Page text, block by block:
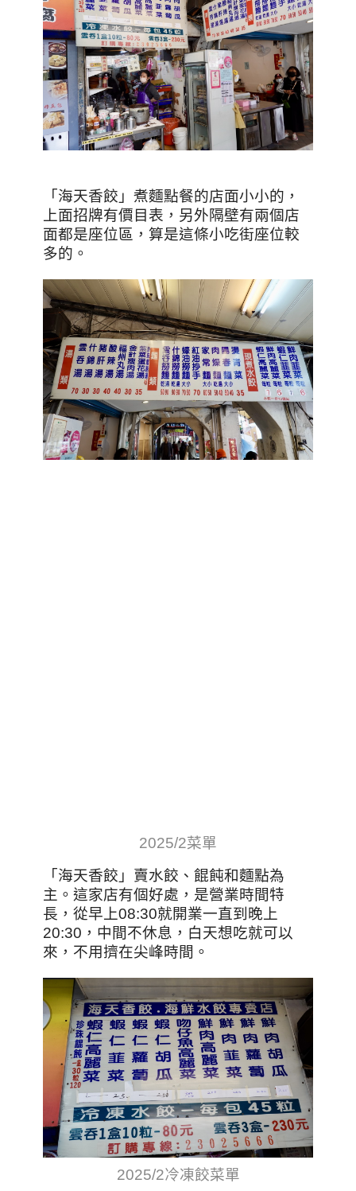
「海天香餃」煮麵點餐的店面小小的，
上面招牌有價目表，另外隔壁有兩個店
面都是座位區，算是這條小吃街座位較
多的。
2025/2菜單
「海天香餃」賣水餃、餛飩和麵點為
主。這家店有個好處，是營業時間特
長，從早上08:30就開業一直到晚上
20:30，中間不休息，白天想吃就可以
來，不用擠在尖峰時間。
2025/2冷凍餃菜單